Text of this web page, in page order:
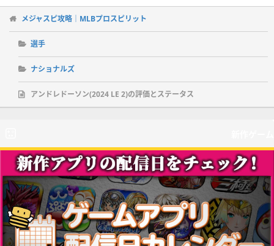
メジャスピ攻略｜MLBプロスピリット
選手
ナショナルズ
アンドレドーソン(2024 LE 2)の評価とステータス